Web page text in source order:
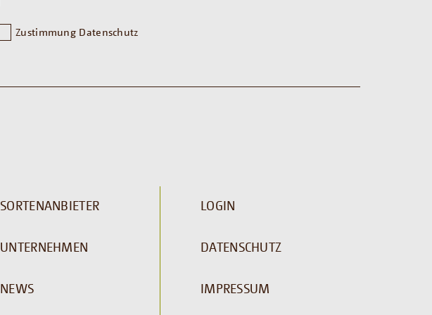
Zustimmung Datenschutz
SORTENANBIETER
UNTERNEHMEN
NEWS
LOGIN
DATENSCHUTZ
IMPRESSUM